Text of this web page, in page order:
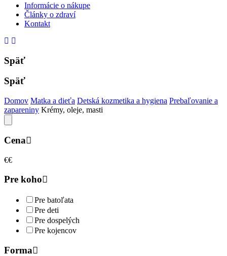
Informácie o nákupe
Články o zdraví
Kontakt
Späť
Späť
Domov Matka a dieťa Detská kozmetika a hygiena Prebaľovanie a
zapareniny Krémy, oleje, masti
Cena
€€
Pre koho
Pre batoľata
Pre deti
Pre dospelých
Pre kojencov
Forma